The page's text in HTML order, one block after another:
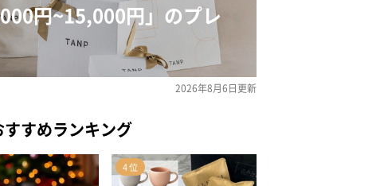
円~15,000円」のプレ
2026年8月6日更新
すめランキング